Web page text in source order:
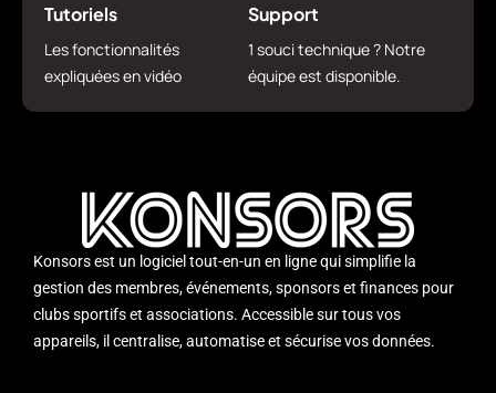
Tutoriels
Les fonctionnalités
expliquées en vidéo
Support
1 souci technique ? Notre
équipe est disponible.
Konsors est un logiciel tout-en-un en ligne qui simplifie la
gestion des membres, événements, sponsors et finances pour
clubs sportifs et associations. Accessible sur tous vos
appareils, il centralise, automatise et sécurise vos données.